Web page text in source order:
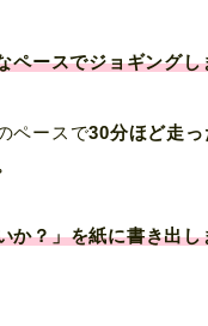
ペースでジョギングし
ペースで30分ほど走
か？」を紙に書き出し